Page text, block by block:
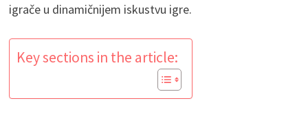
igrače u dinamičnijem iskustvu igre.
Key sections in the article: